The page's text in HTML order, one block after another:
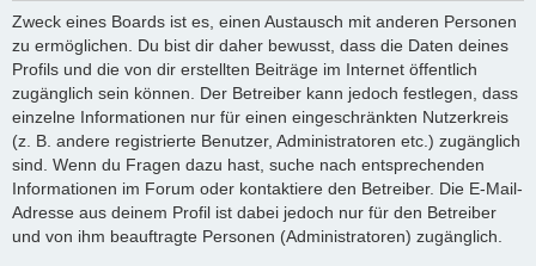
Zweck eines Boards ist es, einen Austausch mit anderen Personen
zu ermöglichen. Du bist dir daher bewusst, dass die Daten deines
Profils und die von dir erstellten Beiträge im Internet öffentlich
zugänglich sein können. Der Betreiber kann jedoch festlegen, dass
einzelne Informationen nur für einen eingeschränkten Nutzerkreis
(z. B. andere registrierte Benutzer, Administratoren etc.) zugänglich
sind. Wenn du Fragen dazu hast, suche nach entsprechenden
Informationen im Forum oder kontaktiere den Betreiber. Die E-Mail-
Adresse aus deinem Profil ist dabei jedoch nur für den Betreiber
und von ihm beauftragte Personen (Administratoren) zugänglich.